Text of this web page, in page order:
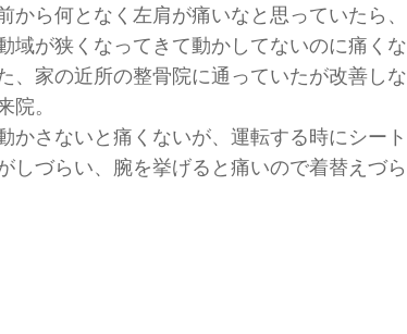
から何となく左肩が痛いなと思っていたら、
域が狭くなってきて動かしてないのに痛くな
、家の近所の整骨院に通っていたが改善しな
院。
かさないと痛くないが、運転する時にシート
しづらい、腕を挙げると痛いので着替えづら